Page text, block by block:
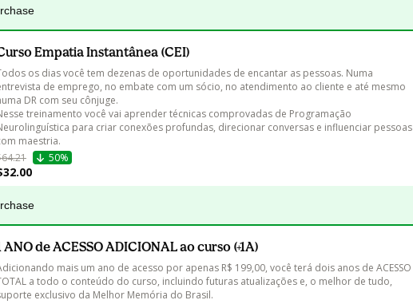
Empatia Instantânea (CEI)
os dias você tem dezenas de oportunidades de encantar as pessoas. Numa
de emprego, no embate com um sócio, no atendimento ao cliente e até mesmo
DR com seu cônjuge.
treinamento você vai aprender técnicas comprovadas de Programação
para criar conexões profundas, direcionar conversas e influenciar pessoas
maestria.
50%
ANO de ACESSO ADICIONAL ao curso (+1A)
mais um ano de acesso por apenas R$ 199,00, você terá dois anos de ACESSO
a todo o conteúdo do curso, incluindo futuras atualizações e, o melhor de tudo,
exclusivo da Melhor Memória do Brasil.